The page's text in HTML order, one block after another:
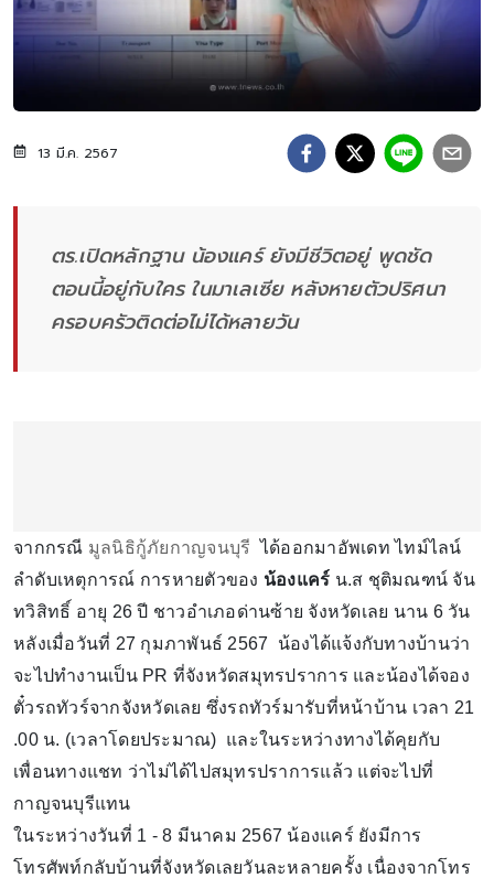
13 มี.ค. 2567
ตร.เปิดหลักฐาน น้องแคร์ ยังมีชีวิตอยู่ พูดชัด
ตอนนี้อยู่กับใคร ในมาเลเซีย หลังหายตัวปริศนา
ครอบครัวติดต่อไม่ได้หลายวัน
จากกรณี มูลนิธิกู้ภัยกาญจนบุรี ได้ออกมาอัพเดท ไทม์ไลน์
ลำดับเหตุการณ์ การหายตัวของ น้องแคร์ น.ส ชุติมณฑน์ จัน
ทวิสิทธิ์ อายุ 26 ปี ชาวอำเภอด่านซ้าย จังหวัดเลย นาน 6 วัน
หลังเมื่อวันที่ 27 กุมภาพันธ์ 2567 น้องได้แจ้งกับทางบ้านว่า
จะไปทำงานเป็น PR ที่จังหวัดสมุทรปราการ และน้องได้จอง
ตั๋วรถทัวร์จากจังหวัดเลย ซึ่งรถทัวร์มารับที่หน้าบ้าน เวลา 21
.00 น. (เวลาโดยประมาณ) และในระหว่างทางได้คุยกับ
เพื่อนทางแชท ว่าไม่ได้ไปสมุทรปราการแล้ว แต่จะไปที่
กาญจนบุรีแทน
ในระหว่างวันที่ 1 - 8 มีนาคม 2567 น้องแคร์ ยังมีการ
โทรศัพท์กลับบ้านที่จังหวัดเลยวันละหลายครั้ง เนื่องจากโทร